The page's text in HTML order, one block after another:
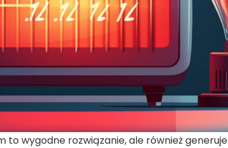
wygodne rozwiązanie, ale również generuje